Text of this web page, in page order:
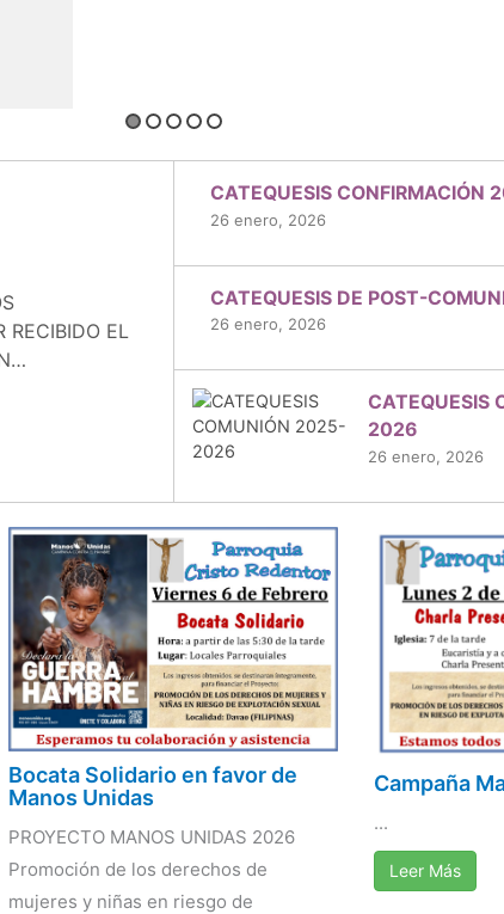
RECIBIDO EL
CATEQUESIS CONFIRMACIÓN
26 enero, 2026
CATEQUESIS DE POST-
26 enero, 2026
CATEQUESIS
2026
26 enero, 2026
Bocata Solidario en favor de
Manos Unidas
PROYECTO MANOS UNIDAS 2026
Promoción de los derechos de
mujeres y niñas en riesgo de
Campaña
...
Leer Más